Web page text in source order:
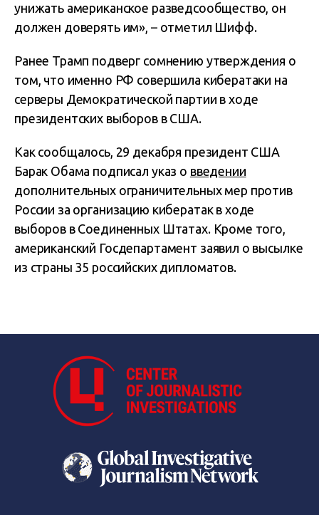
унижать американское разведсообщество, он
должен доверять им», – отметил Шифф.
Ранее Трамп подверг сомнению утверждения о
том, что именно РФ совершила кибератаки на
серверы Демократической партии в ходе
президентских выборов в США.
Как сообщалось, 29 декабря президент США
Барак Обама подписал указ о введении
дополнительных ограничительных мер против
России за организацию кибератак в ходе
выборов в Соединенных Штатах. Кроме того,
американский Госдепартамент заявил о высылке
из страны 35 российских дипломатов.